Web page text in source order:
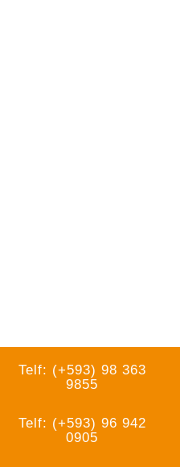
Telf: (+593) 98 363
9855
Telf: (+593) 96 942
0905